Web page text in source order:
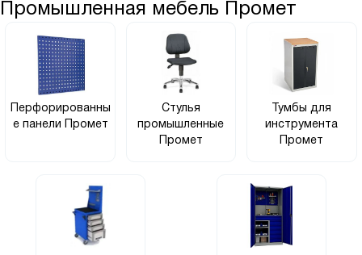
Промышленная мебель Промет
Перфорированны
е панели Промет
Стулья
промышленные
Промет
Тумбы для
инструмента
Промет